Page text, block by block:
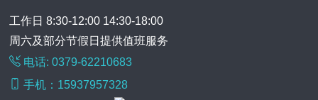
工作日 8:30-12:00 14:30-18:00
周六及部分节假日提供值班服务
电话: 0379-62210683
手机：15937957328